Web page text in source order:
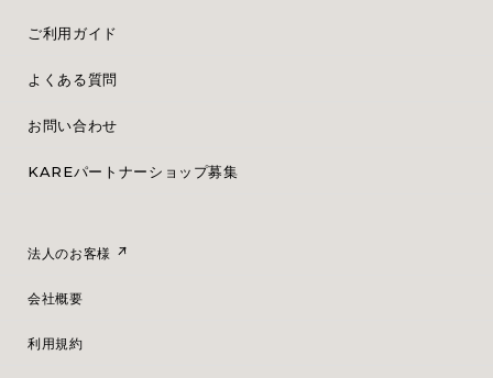
ご利用ガイド
よくある質問
お問い合わせ
KAREパートナーショップ募集
法人のお客様
会社概要
利用規約